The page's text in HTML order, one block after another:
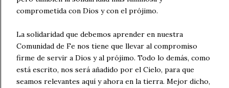
comprometida con Dios y con el prójimo.
La solidaridad que debemos aprender en nuestra
Comunidad de Fe nos tiene que llevar al compromiso
firme de servir a Dios y al prójimo. Todo lo demás, como
está escrito, nos será añadido por el Cielo, para que
seamos relevantes aquí y ahora en la tierra. Mejor dicho,